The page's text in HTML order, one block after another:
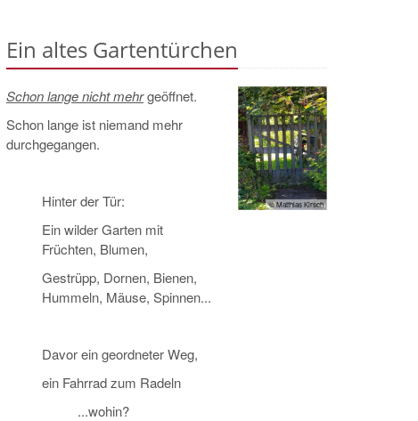
Ein altes Gartentürchen
© Matthias Kirsch
Schon lange nicht mehrgeöffnet.
Schon lange ist niemand mehr
durchgegangen.
Hinter der Tür:
Ein wilder Garten mit
Früchten, Blumen,
Gestrüpp, Dornen, Bienen,
Hummeln, Mäuse, Spinnen...
Davor ein geordneter Weg,
ein Fahrrad zum Radeln
...wohin?